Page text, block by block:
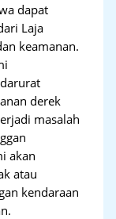
dapat
Laja
keamanan.
derek
masalah
akan
atau
kendaraan